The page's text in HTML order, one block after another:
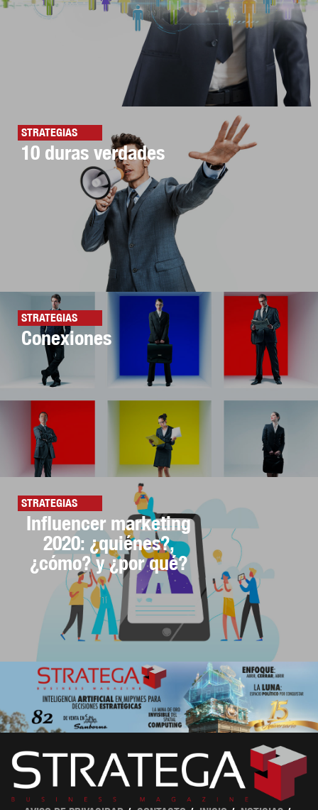
STRATEGIAS
10 duras verdades
STRATEGIAS
Conexiones
STRATEGIAS
Influencer marketing
2020: ¿quiénes?,
¿cómo? y ¿por qué?